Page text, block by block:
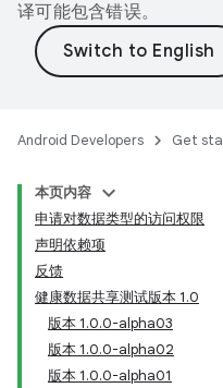
译可能包含错误。
Android Developers Get
本页内容
申请对数据类型的访问权限
声明依赖项
反馈
健康数据共享测试版本 1.0
版本 1.0.0-alpha03
版本 1.0.0-alpha02
版本 1.0.0-alpha01